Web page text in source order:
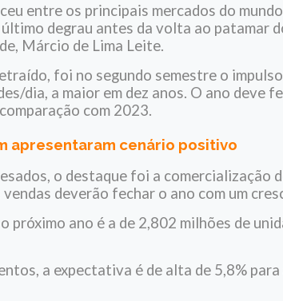
entre os principais mercados do
degrau antes da volta ao patamar
Márcio de Lima Leite.
foi no segundo semestre o
dia, a maior em dez anos. O ano deve
com 2023.
apresentaram cenário positivo
o destaque foi a comercialização
deverão fechar o ano com um
próximo ano é a de 2,802 milhões de
a expectativa é de alta de 5,8%